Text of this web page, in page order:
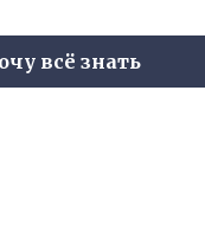
всё знать